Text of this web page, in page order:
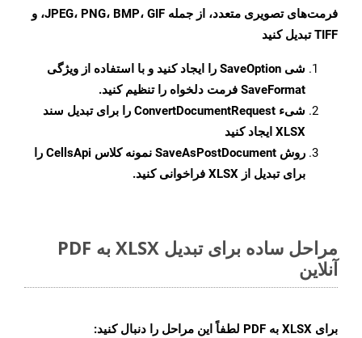
فرمت‌های تصویری متعدد، از جمله JPEG، PNG، BMP، GIF، و
TIFF تبدیل کنید
شی SaveOption را ایجاد کنید و با استفاده از ویژگی
SaveFormat فرمت دلخواه را تنظیم کنید.
شیء ConvertDocumentRequest را برای تبدیل سند
XLSX ایجاد کنید
روش SaveAsPostDocument
نمونه کلاس CellsApi را
برای تبدیل از XLSX فراخوانی کنید.
مراحل ساده برای تبدیل XLSX به PDF
آنلاین
برای XLSX به PDF لطفاً این مراحل را دنبال کنید: